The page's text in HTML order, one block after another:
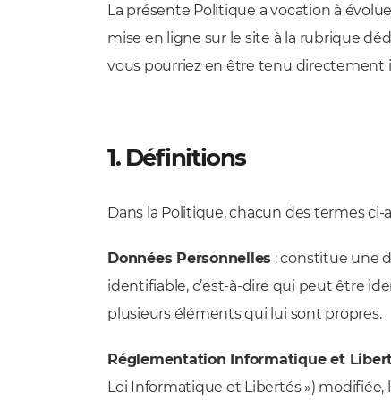
La présente Politique a vocation à
mise en ligne sur le site à la rubrique
vous pourriez en être tenu directement
1. Définitions
Dans la Politique, chacun des termes
Données Personnelles : constitue une
identifiable, c’est-à-dire qui peut être
plusieurs éléments qui lui sont propres.
Réglementation Informatique et
Loi Informatique et Libertés »)